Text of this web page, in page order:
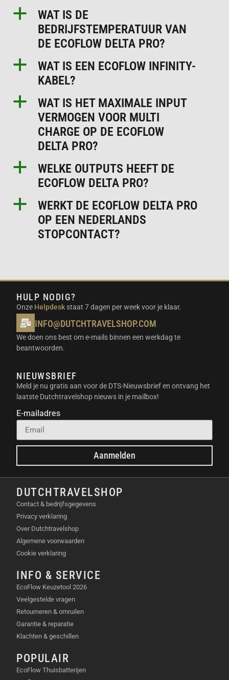
a
WAT IS DE
BEDRIJFSTEMPERATUUR VAN
DE ECOFLOW DELTA PRO?
a
WAT IS EEN ECOFLOW INFINITY-
KABEL?
a
WAT IS HET MAXIMALE INPUT
VERMOGEN VOOR MULTI
CHARGE OP DE ECOFLOW
DELTA PRO?
a
WELKE OUTPUTS HEEFT DE
ECOFLOW DELTA PRO?
a
WERKT DE ECOFLOW DELTA PRO
OP EEN NEDERLANDS
STOPCONTACT?
HULP NODIG?
Onze Helpdesk staat 7 dagen per week voor je klaar.
INFO@DUTCHTRAVELSHOP.COM
We doen ons best om e-mails binnen een werkdag te
beantwoorden.
NIEUWSBRIEF
Meld je nu gratis aan voor de DTS-Nieuwsbrief en ontvang het
laatste Dutchtravelshop nieuws in je mailbox!
E-mailadres
Aanmelden
DUTCHTRAVELSHOP
Contact & bedrijfsgegevens
Privacy verklaring
Over Dutchtravelshop
Algemene voorwaarden
Cookie verklaring
INFO & SERVICE
EcoFlow Keuzetool 2026
Veelgestelde vragen
Retourneren & omruilen
Garantie & reparatie
Klachten & geschillen
POPULAIR
EcoFlow Thuisbatterijen